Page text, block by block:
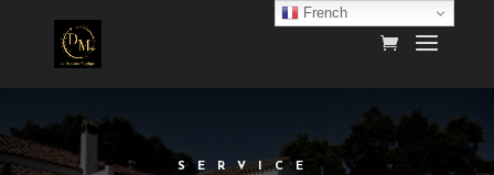
SERVICE
French